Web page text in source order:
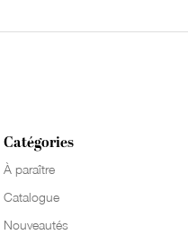
Catégories
À paraître
Catalogue
Nouveautés